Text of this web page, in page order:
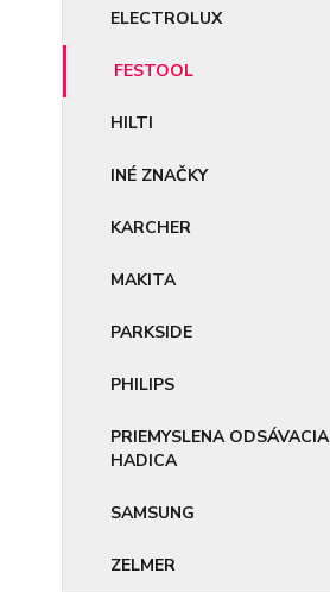
ELECTROLUX
FESTOOL
HILTI
INÉ ZNAČKY
KARCHER
MAKITA
PARKSIDE
PHILIPS
PRIEMYSLENA ODSÁVACIA
HADICA
SAMSUNG
ZELMER